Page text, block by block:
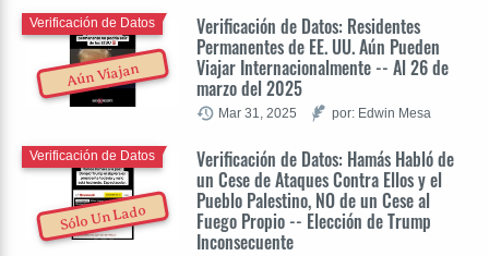
Aún Viajan
Verificación de Datos: Residentes
Permanentes de EE. UU. Aún Pueden
Viajar Internacionalmente -- Al 26 de
marzo del 2025
Verificación de Datos
Mar 31, 2025 por: Edwin Mesa
Sólo Un Lado
Verificación de Datos: Hamás Habló de
un Cese de Ataques Contra Ellos y el
Pueblo Palestino, NO de un Cese al
Fuego Propio -- Elección de Trump
Inconsecuente
Verificación de Datos